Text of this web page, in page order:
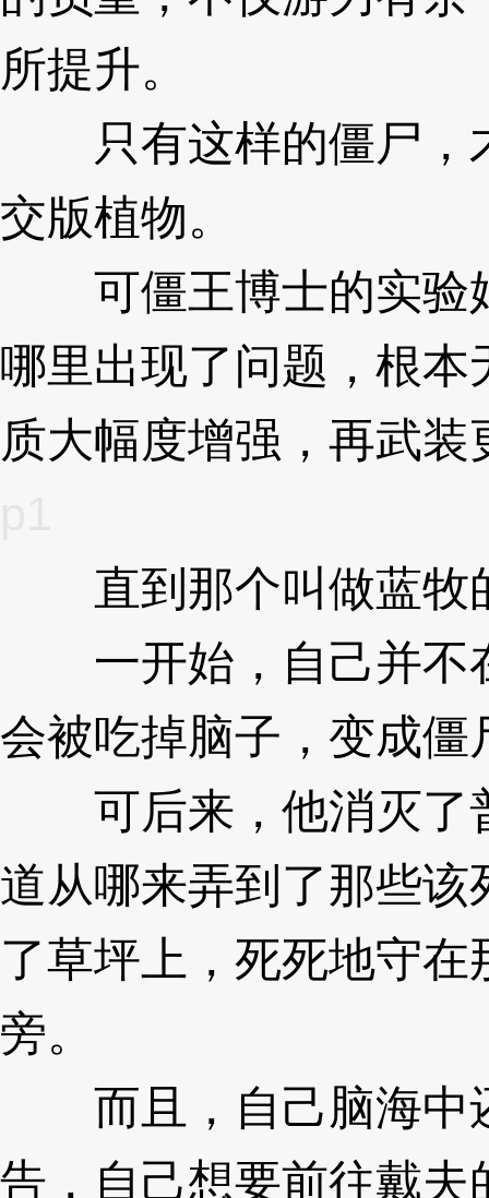
所提升。
只有这样的僵尸，
交版植物。
可僵王博士的实验
哪里出现了问题，根
质大幅度增强，再武
直到那个叫做蓝牧
一开始，自己并不
会被吃掉脑子，变成僵
可后来，他消灭了
道从哪来弄到了那些
了草坪上，死死地守
旁。
而且，自己脑海中
告，自己想要前往戴